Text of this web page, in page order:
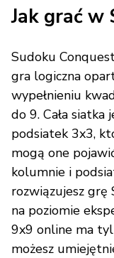
Jak grać w
Sudoku
gra logiczna
wypełnieniu
do 9. Cała
podsiatek 3x3,
mogą one
kolumnie i
rozwiązujesz grę
na poziomie
9x9 online ma
możesz